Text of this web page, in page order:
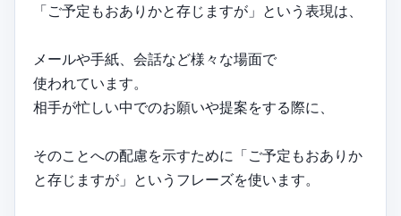
「ご予定もおありかと存じますが」という表現は、
メールや手紙、会話など様々な場面で
使われています。
相手が忙しい中でのお願いや提案をする際に、
そのことへの配慮を示すために「ご予定もおありか
と存じますが」というフレーズを使います。